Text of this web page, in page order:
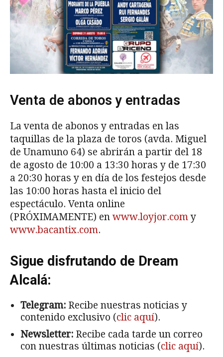
Venta de abonos y entradas
La venta de abonos y entradas en las
taquillas de la plaza de toros (avda. Miguel
de Unamuno 64) se abrirán a partir del 18
de agosto de 10:00 a 13:30 horas y de 17:30
a 20:30 horas y en día de los festejos desde
las 10:00 horas hasta el inicio del
espectáculo. Venta online
(PRÓXIMAMENTE) en www.loyjor.comy
www.bacantix.com.
Sigue disfrutando de Dream
Alcalá:
Telegram: Recibe nuestras noticias y
contenido exclusivo (clic aquí).
Newsletter: Recibe cada tarde un correo
con nuestras últimas noticias (clic aquí).